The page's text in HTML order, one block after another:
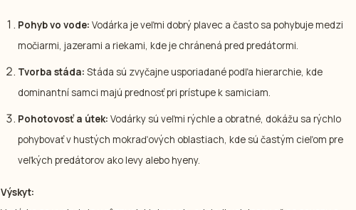
Pohyb vo vode: Vodárka je veľmi dobrý plavec a často sa pohybuje medzi
močiarmi, jazerami a riekami, kde je chránená pred predátormi.
Tvorba stáda: Stáda sú zvyčajne usporiadané podľa hierarchie, kde
dominantní samci majú prednosť pri prístupe k samiciam.
Pohotovosť a útek: Vodárky sú veľmi rýchle a obratné, dokážu sa rýchlo
pohybovať v hustých mokraďových oblastiach, kde sú častým cieľom pre
veľkých predátorov ako levy alebo hyeny.
Výskyt: